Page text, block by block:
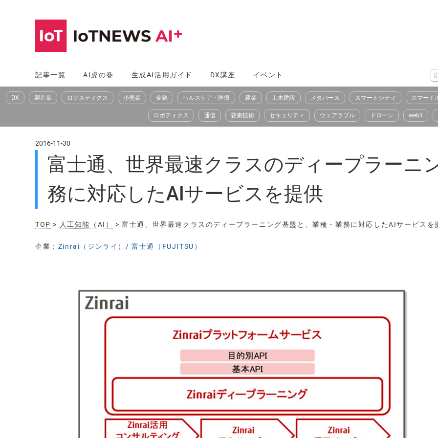
へ
ス
記事一覧 AI虎の巻 生成AI活用ガイド DX講座 イベント
DX 製造業 ロジスティクス 小売業 金融 ヘルスケア・医療 農業 土木建設 メタバース スマートシティ スマート
ロボティクス 通信 要素技術 セキュリティ ウェアラブル ドローン web3
2016-11-30
富士通、世界最速クラスのディープラーニ
務に対応したAIサービスを提供
TOP > 人工知能（AI） > 富士通、世界最速クラスのディープラーニング基盤と、業種・業務に対応したAIサービスを
企業： Zinrai（ジンライ） /富士通（FUJITSU）